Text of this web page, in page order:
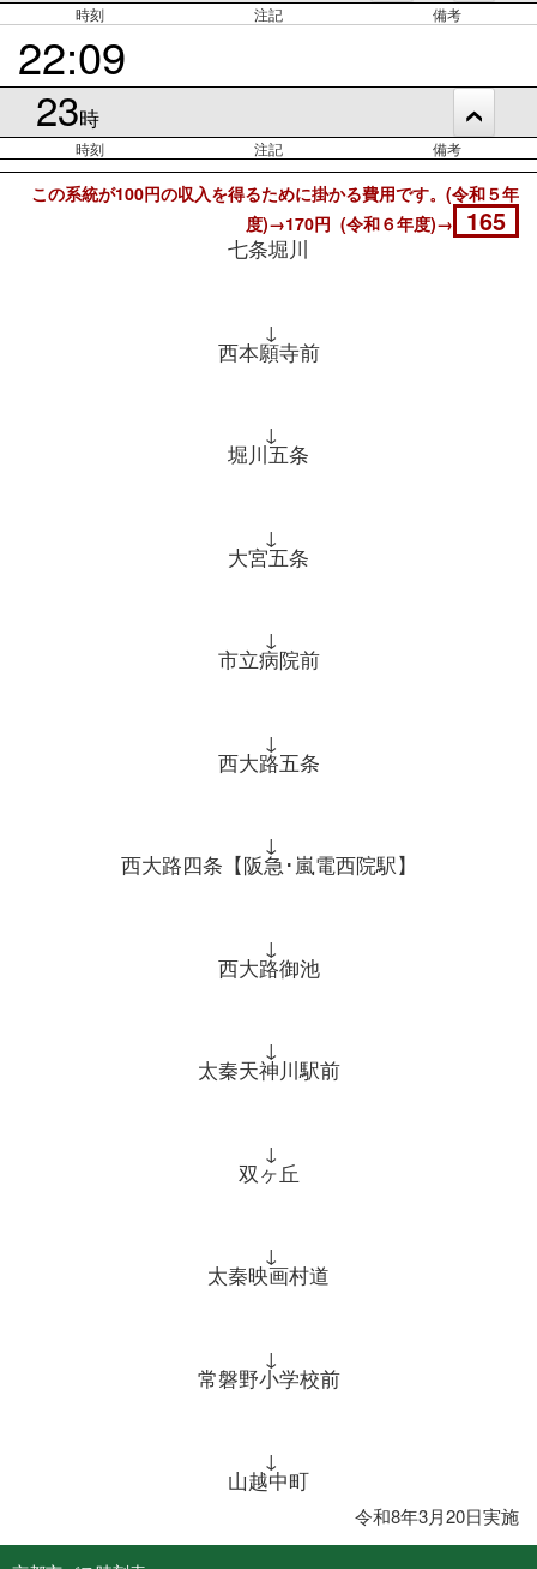
時刻 注記 備考
22:09
23時
時刻 注記 備考
この系統が100円の収入を得るために掛かる費用です。(令和５年
度)→170円 (令和６年度)→
165
七条堀川
↓
西本願寺前
↓
堀川五条
↓
大宮五条
↓
市立病院前
↓
西大路五条
↓
西大路四条【阪急･嵐電西院駅】
↓
西大路御池
↓
太秦天神川駅前
↓
双ヶ丘
↓
太秦映画村道
↓
常磐野小学校前
↓
山越中町
令和8年3月20日実施